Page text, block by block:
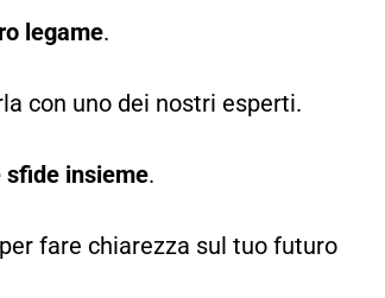
legame.
con uno dei nostri esperti.
sfide insieme.
fare chiarezza sul tuo futuro